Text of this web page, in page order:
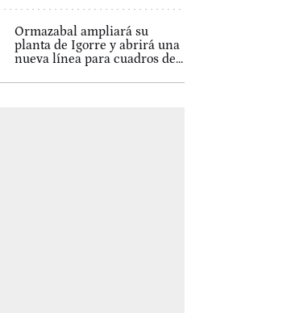
Ormazabal ampliará su
planta de Igorre y abrirá una
nueva línea para cuadros de...